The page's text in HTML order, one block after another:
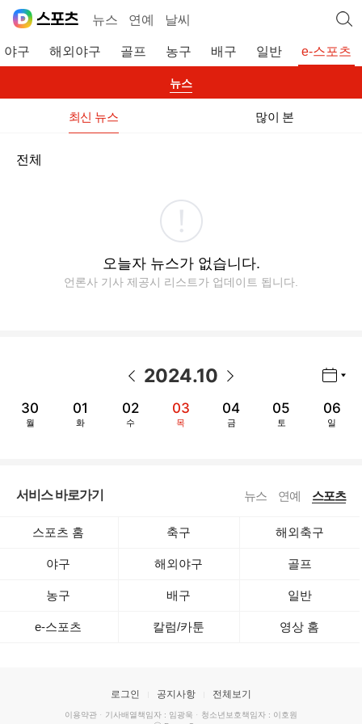
뉴스 연예 날씨
야구 해외야구 골프 농구 배구 일반 e-스포츠
뉴스
최신 뉴스 많이 본
전체
오늘자 뉴스가 없습니다.
언론사 기사 제공시 리스트가 업데이트 됩니다.
2024.10
30
월
01
화
02
수
03
목
04
금
05
토
06
일
서비스 바로가기 뉴스 연예 스포츠
스포츠 홈 축구 해외축구
야구 해외야구 골프
농구 배구 일반
e-스포츠 칼럼/카툰 영상 홈
로그인 공지사항 전체보기
이용약관 · 기사배열책임자 : 임광욱 · 청소년보호책임자 : 이호원